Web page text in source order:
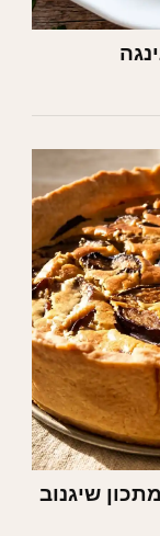
שיגנוב